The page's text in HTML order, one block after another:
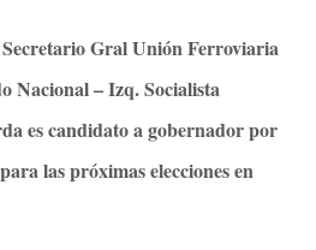
Gral Unión Ferroviaria
Nacional – Izq. Socialista
es candidato a gobernador por
las próximas elecciones en